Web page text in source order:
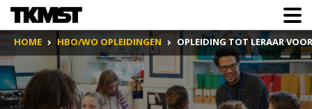
HOME HBO/WO OPLEIDINGEN OPLEIDING TOT LERAAR